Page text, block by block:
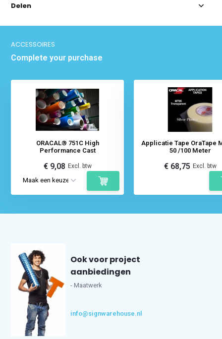
Delen
ACCESSOIRES
Complete your purchase
ORACAL® 751C High
Performance Cast
€ 9,08 Excl. btw
Applicatie Tape OraTape
50 /100 Meter
€ 68,75 Excl. btw
Ook voor project
aanbiedingen
- Maatwerk
info@signwarehouse.nl